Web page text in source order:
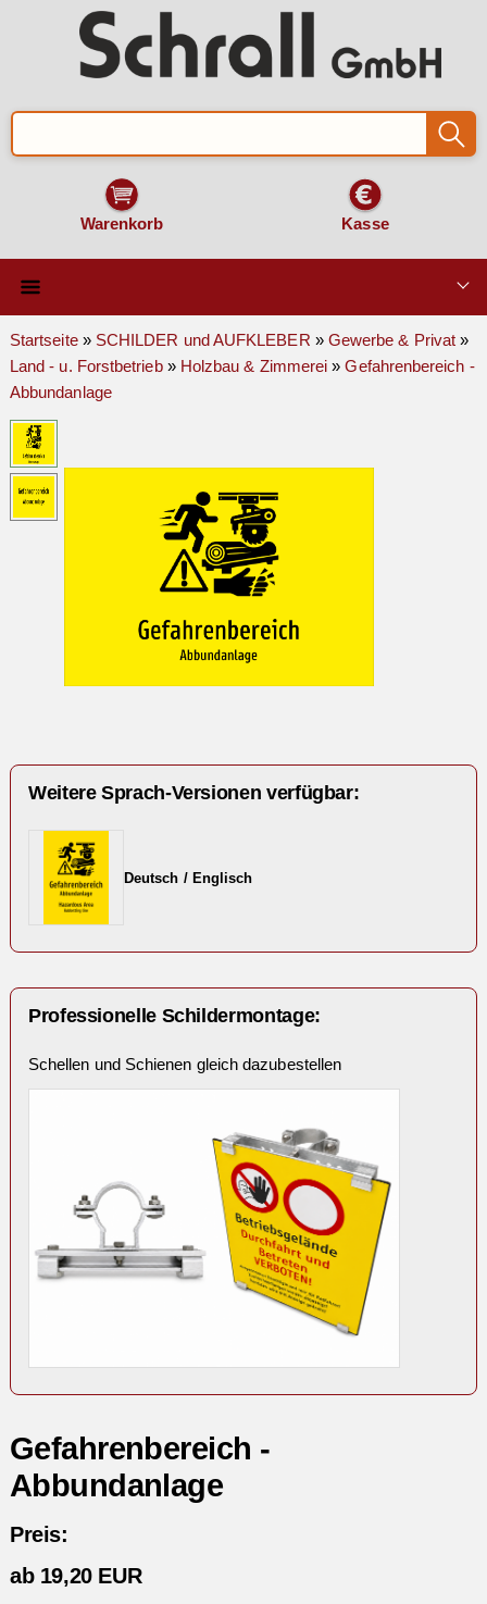
Warenkorb Kasse
Qualität & Technik
SCHILDER und AUFKLEBER
VERKEHRSZEICHEN
Montage & Zubehör
Startseite» SCHILDER und AUFKLEBER » Gewerbe & Privat »
Land - u. Forstbetrieb» Holzbau & Zimmerei »Gefahrenbereich -
Abbundanlage
Weitere Sprach-Versionen verfügbar:
Deutsch / Englisch
Professionelle Schildermontage:
Schellen und Schienen gleich dazubestellen
Gefahrenbereich -
Abbundanlage
Preis:
ab 19,20 EUR